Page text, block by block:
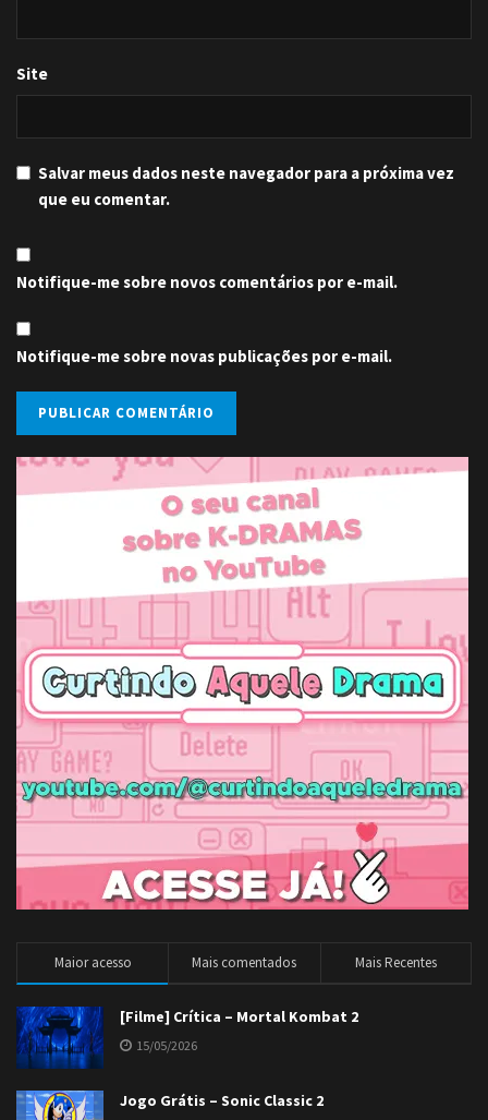
Site
Salvar meus dados neste navegador para a próxima vez
que eu comentar.
Notifique-me sobre novos comentários por e-mail.
Notifique-me sobre novas publicações por e-mail.
Maior acesso Mais comentados Mais Recentes
[Filme] Crítica – Mortal Kombat 2
15/05/2026
Jogo Grátis – Sonic Classic 2